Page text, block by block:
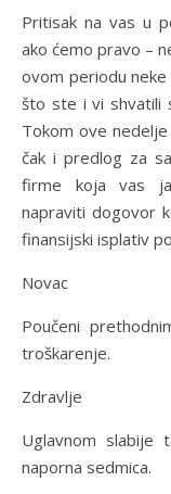
Pritisak na vas u
ako ćemo pravo –
ovom periodu
što ste i vi shvatili
Tokom ove
čak i predlog za
firme koja vas
napraviti dogovor
finansijski isplativ
Novac
Poučeni
troškarenje.
Zdravlje
Uglavnom slabije
naporna sedmica.